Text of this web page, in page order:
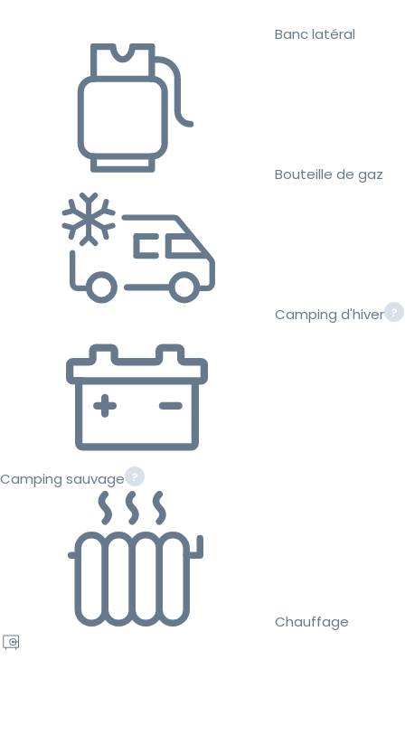
Banc latéral
Bouteille de gaz
Camping d'hiver
Camping sauvage
Chauffage